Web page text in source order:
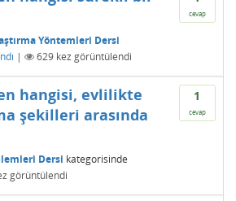
cevap
Yöntemleri Dersi
| 629 kez görüntülendi
1
cevap
hangisi, evlilikte
şekilleri arasında
Dersi kategorisinde
görüntülendi